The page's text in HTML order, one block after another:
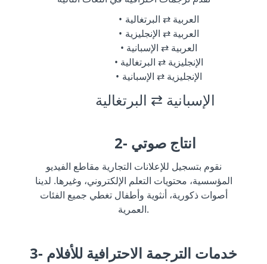
العربية ⇄ البرتغالية
العربية ⇄ الإنجليزية
العربية ⇄ الإسبانية
الإنجليزية ⇄ البرتغالية
الإنجليزية ⇄ الإسبانية
الإسبانية ⇄ البرتغالية
2- انتاج صوتي
نقوم بتسجيل للإعلانات التجارية مقاطع الفيديو
المؤسسية، محتويات التعلم الإلكتروني، وغيرها. لدينا
أصوات ذكورية، أنثوية وأطفال تغطي جميع الفئات
العمرية.
3- خدمات الترجمة الاحترافية للأفلام